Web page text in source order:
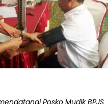
Posko Mudik BPJS